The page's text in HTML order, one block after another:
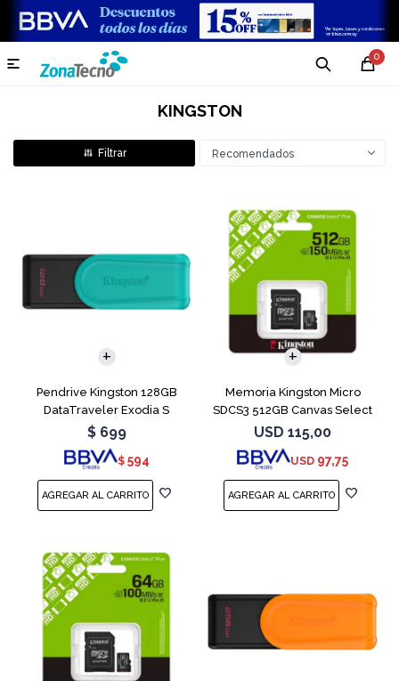
0

KINGSTON
Recomendados
Pendrive Kingston 128GB
DataTraveler Exodia S
Turquesa
$ 699
$ 594
Memoria Kingston Micro
SDCS3 512GB Canvas Select
Plus
USD 115,00
USD 97,75